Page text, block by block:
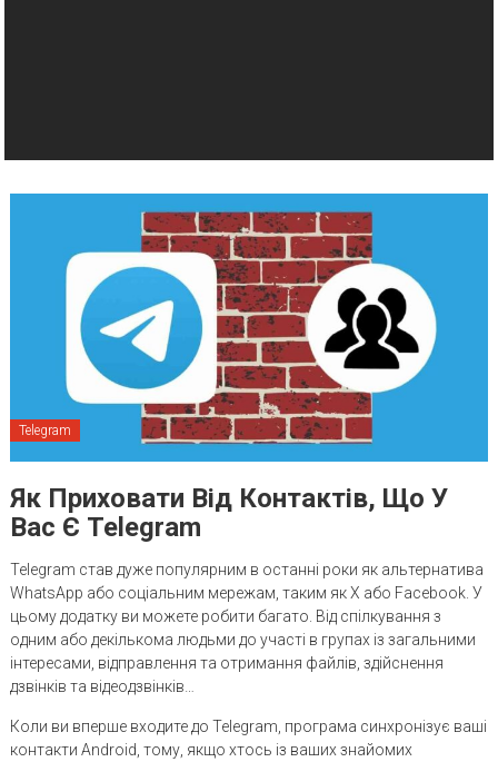
Telegram
Як Приховати Від Контактів, Що У
Вас Є Telegram
Telegram став дуже популярним в останні роки як альтернатива
WhatsApp або соціальним мережам, таким як X або Facebook. У
цьому додатку ви можете робити багато. Від спілкування з
одним або декількома людьми до участі в групах із загальними
інтересами, відправлення та отримання файлів, здійснення
дзвінків та відеодзвінків…
Коли ви вперше входите до Telegram, програма синхронізує ваші
контакти Android, тому, якщо хтось із ваших знайомих